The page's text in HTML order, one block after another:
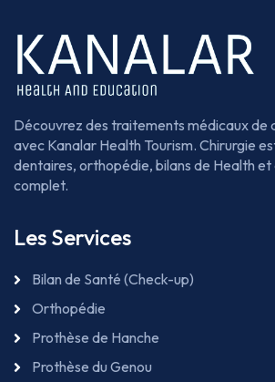
Découvrez des traitements médicaux de
avec Kanalar Health Tourism. Chirurgie
dentaires, orthopédie, bilans de Health
complet.
Les Services
Bilan de Santé (Check-up)
Orthopédie
Prothèse de Hanche
Prothèse du Genou